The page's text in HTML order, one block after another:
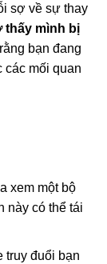
sợ về sự thay
thấy mình bị
bạn đang
các mối quan
xem một bộ
này có thể tái
truy đuổi bạn